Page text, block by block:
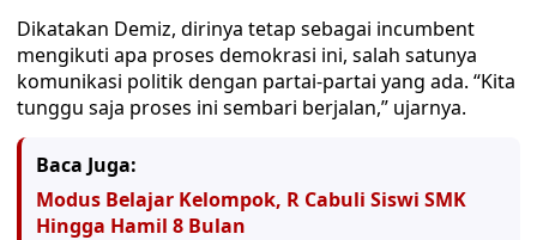
Dikatakan Demiz, dirinya tetap sebagai incumbent
mengikuti apa proses demokrasi ini, salah satunya
komunikasi politik dengan partai-partai yang ada. “Kita
tunggu saja proses ini sembari berjalan,” ujarnya.
Baca Juga:
Modus Belajar Kelompok, R Cabuli Siswi SMK
Hingga Hamil 8 Bulan